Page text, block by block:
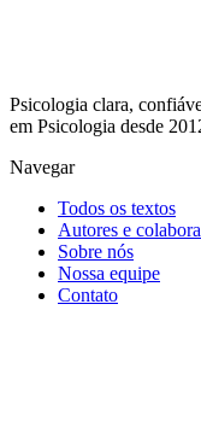
Psicologia clara,
em Psicologia desde
Navegar
Todos os textos
Autores e
Sobre nós
Nossa equipe
Contato